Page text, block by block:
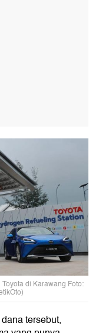
di Karawang Foto:
tersebut,